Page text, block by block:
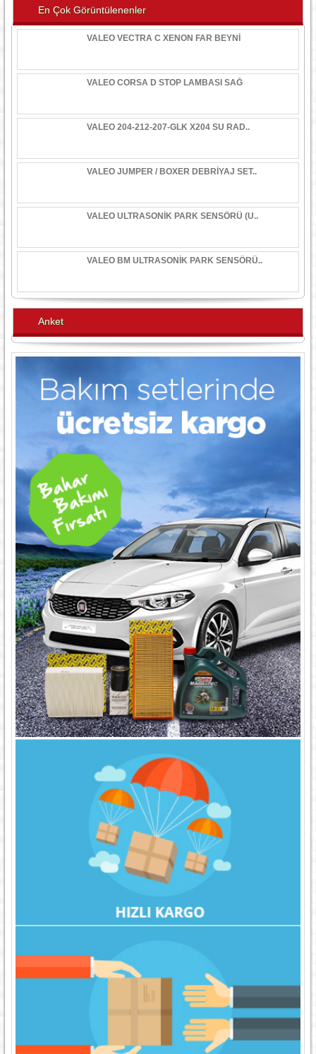
En Çok Görüntülenenler
VALEO VECTRA C XENON FAR BEYNİ
VALEO CORSA D STOP LAMBASI SAĞ
VALEO 204-212-207-GLK X204 SU RAD..
VALEO JUMPER / BOXER DEBRİYAJ SET..
VALEO ULTRASONİK PARK SENSÖRÜ (U..
VALEO BM ULTRASONİK PARK SENSÖRÜ..
Anket